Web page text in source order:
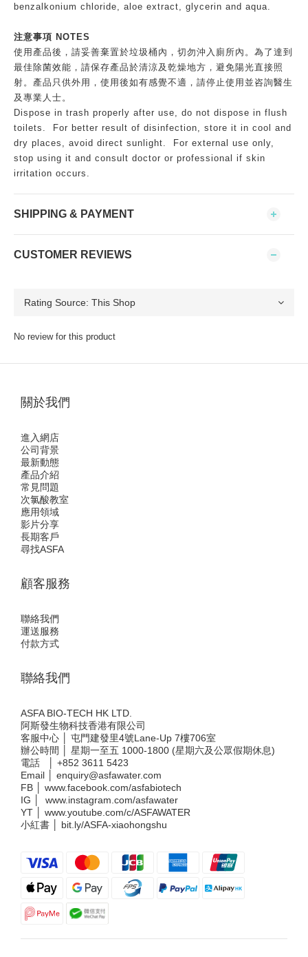
benzalkonium chloride, aloe extract, glycerin and aqua.
注意事項 NOTES
使用產品後，請妥善棄置於垃圾桶內，切勿沖入廁所內。為了達到
最佳除菌效能，請保存產品於清涼及乾燥地方，避免陽光直接照
射。產品只供外用，使用後如有感覺不適，請停止使用並咨詢醫生
及專業人士。
Dispose in trash properly after use, do not dispose in flush
toilets. For better result of disinfection, store it in cool and
dry places, avoid direct sunlight. For external use only,
stop using it and consult doctor or professional if skin
irritation occurs.
SHIPPING & PAYMENT
CUSTOMER REVIEWS
No review for this product
關於我們
進入網店
公司背景
最新動態
產品介紹
常見問題
次氯酸教室
應用領域
影片分享
長期客戶
尋找ASFA
顧客服務
聯絡我們
運送服務
付款方式
聯絡我們
ASFA BIO-TECH HK LTD.
阿斯發生物科技香港有限公司
客服中心 │ 屯門建發里4號Lane-Up 7樓706室
辦公時間 │ 星期一至五 1000-1800 (星期六及公眾假期休息)
電話 │ +852 3611 5423
Email │ enquiry@asfawater.com
FB │ www.facebook.com/asfabiotech
IG │ www.instagram.com/asfawater
YT │ www.youtube.com/c/ASFAWATER
小紅書 │ bit.ly/ASFA-xiaohongshu